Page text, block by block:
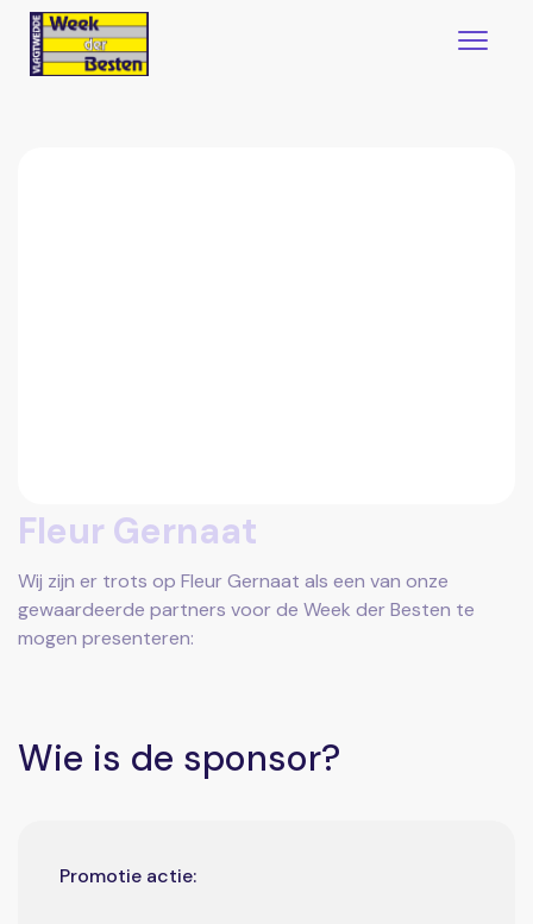
Fleur Gernaat
Wij zijn er trots op Fleur Gernaat als een van onze
gewaardeerde partners voor de Week der Besten te
mogen presenteren:
Wie is de sponsor?
Promotie actie: